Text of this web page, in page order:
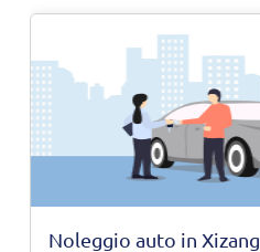
Noleggio auto in Xizang